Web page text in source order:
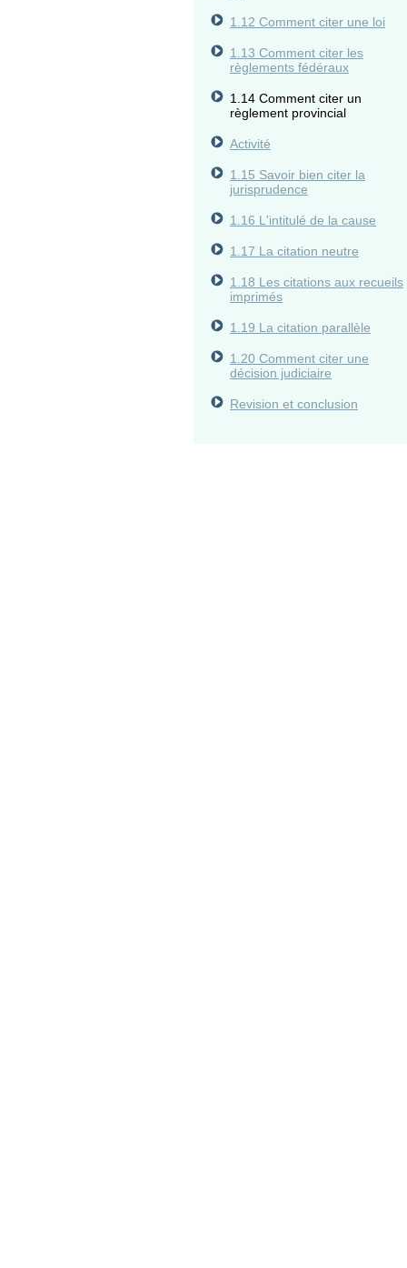
1.12 Comment citer une loi
1.13 Comment citer les
règlements fédéraux
1.14 Comment citer un
règlement provincial
Activité
1.15 Savoir bien citer la
jurisprudence
1.16 L'intitulé de la cause
1.17 La citation neutre
1.18 Les citations aux recueils
imprimés
1.19 La citation parallèle
1.20 Comment citer une
décision judiciaire
Revision et conclusion